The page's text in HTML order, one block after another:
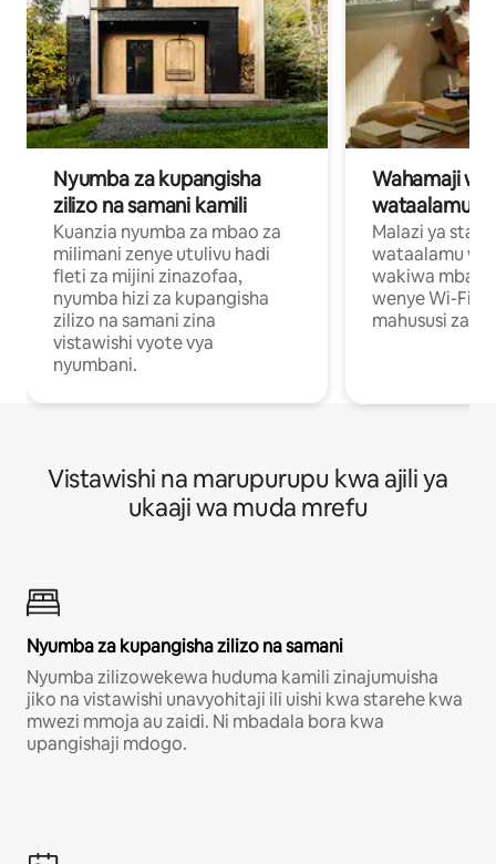
Nyumba za kupangisha
zilizo na samani kamili
Kuanzia nyumba za mbao za
milimani zenye utulivu hadi
fleti za mijini zinazofaa,
nyumba hizi za kupangisha
zilizo na samani zina
vistawishi vyote vya
nyumbani.
Wahamaji
wataalamu
Malazi ya
wataalamu
wakiwa mbali
wenye Wi-Fi
mahususi za
Vistawishi na marupurupu kwa ajili ya
ukaaji wa muda mrefu
Nyumba za kupangisha zilizo na samani
Nyumba zilizowekewa huduma kamili zinajumuisha
jiko na vistawishi unavyohitaji ili uishi kwa starehe kwa
mwezi mmoja au zaidi. Ni mbadala bora kwa
upangishaji mdogo.